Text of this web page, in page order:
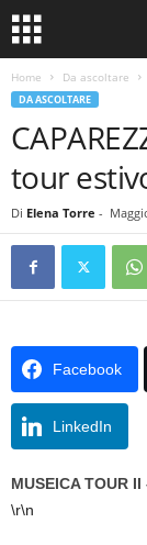
Home Da ascoltare
DA ASCOLTARE
tour
Di Elena Torre -
Facebook
LinkedIn
MUSEICA TOUR
\r\n